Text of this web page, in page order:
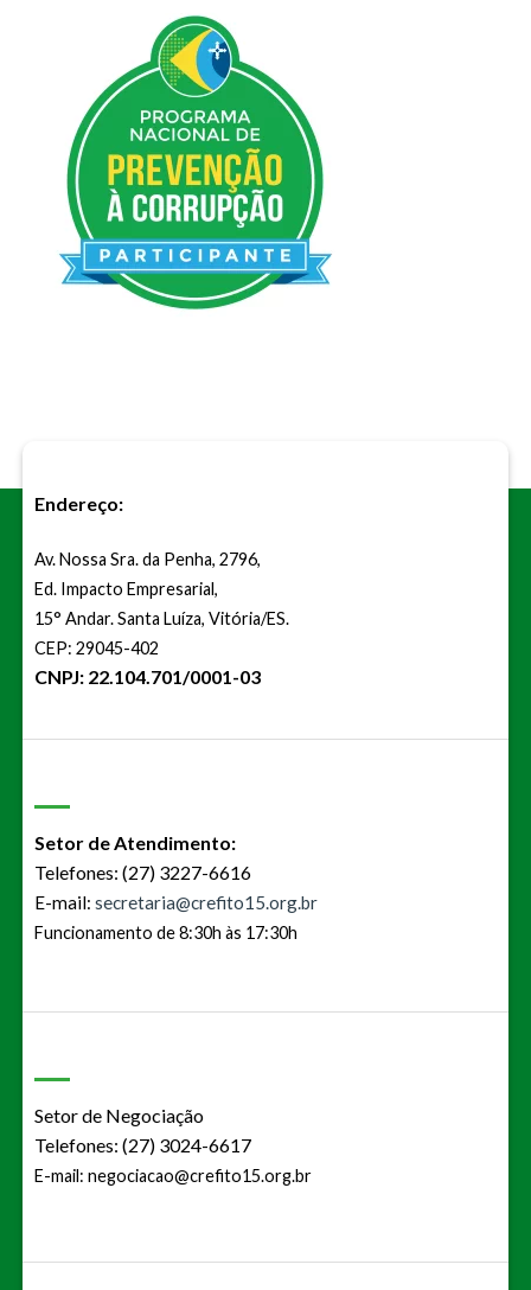
Endereço:
Av. Nossa Sra. da Penha, 2796,
Ed. Impacto Empresarial,
15° Andar. Santa Luíza, Vitória/ES.
CEP: 29045-402
CNPJ: 22.104.701/0001-03
Setor de Atendimento:
Telefones: (27) 3227-6616
E-mail: secretaria@crefito15.org.br
Funcionamento de 8:30h às 17:30h
Setor de Negociação
Telefones: (27) 3024-6617
E-mail: negociacao@crefito15.org.br